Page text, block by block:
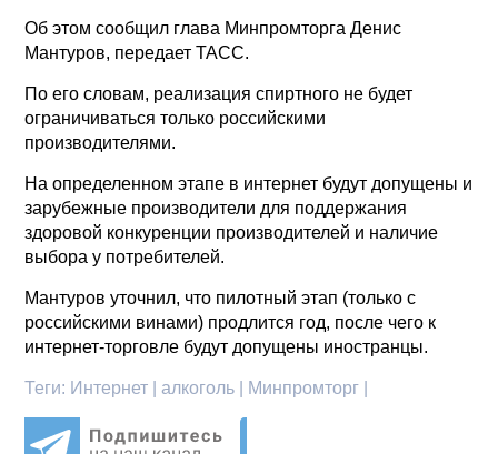
Об этом сообщил глава Минпромторга Денис
Мантуров, передает ТАСС.
По его словам, реализация спиртного не будет
ограничиваться только российскими
производителями.
На определенном этапе в интернет будут допущены и
зарубежные производители для поддержания
здоровой конкуренции производителей и наличие
выбора у потребителей.
Мантуров уточнил, что пилотный этап (только с
российскими винами) продлится год, после чего к
интернет-торговле будут допущены иностранцы.
Теги: Интернет | алкоголь | Минпромторг |